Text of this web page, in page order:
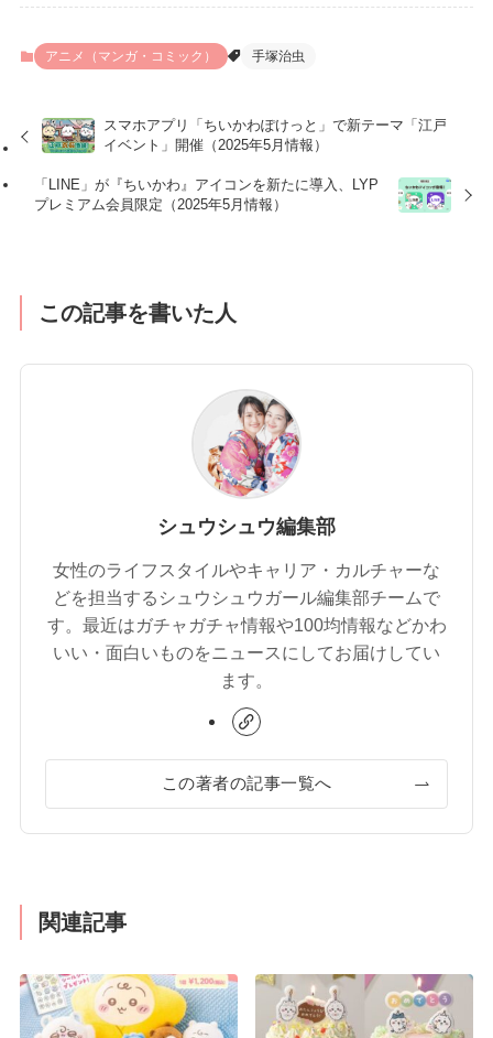
アニメ（マンガ・コミック） 手塚治虫
スマホアプリ「ちいかわぽけっと」で新テーマ「江戸
イベント」開催（2025年5月情報）
「LINE」が『ちいかわ』アイコンを新たに導入、LYP
プレミアム会員限定（2025年5月情報）
この記事を書いた人
シュウシュウ編集部
女性のライフスタイルやキャリア・カルチャーな
どを担当するシュウシュウガール編集部チームで
す。最近はガチャガチャ情報や100均情報などかわ
いい・面白いものをニュースにしてお届けしてい
ます。
この著者の記事一覧へ
関連記事